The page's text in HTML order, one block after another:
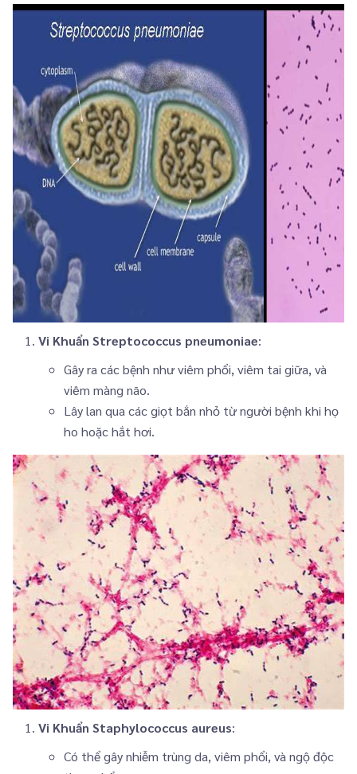
Vi Khuẩn Streptococcus pneumoniae:
Gây ra các bệnh như viêm phổi, viêm tai giữa, và
viêm màng não.
Lây lan qua các giọt bắn nhỏ từ người bệnh khi họ
ho hoặc hắt hơi.
Vi Khuẩn Staphylococcus aureus:
Có thể gây nhiễm trùng da, viêm phổi, và ngộ độc